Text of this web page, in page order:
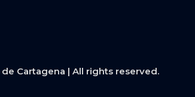
Cartagena | All rights reserved.